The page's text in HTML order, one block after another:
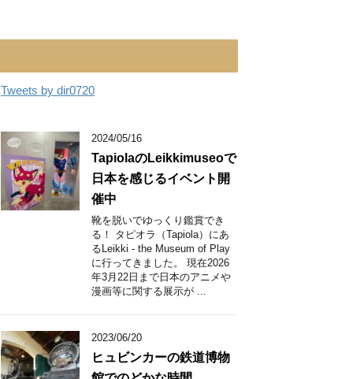
Tweets by dir0720
2024/05/16
TapiolaのLeikkimuseoで
日本を感じるイベント開
催中
靴を脱いでゆっくり鑑賞でき
る！ タピオラ（Tapiola）にあ
るLeikki - the Museum of Play
に行ってきました。 現在2026
年3月22日まで日本のアニメや
漫画等に関する展示が ...
2023/06/20
ヒュビンカーの鉄道博物